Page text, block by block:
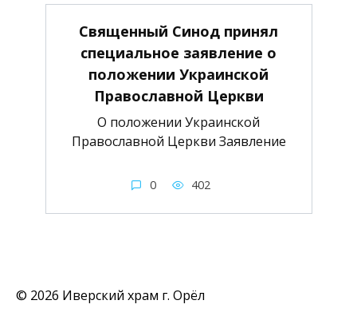
Священный Синод принял
специальное заявление о
положении Украинской
Православной Церкви
О положении Украинской
Православной Церкви Заявление
0 402
© 2026 Иверский храм г. Орёл